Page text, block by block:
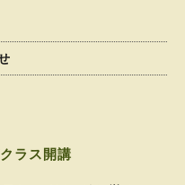
ラス開講